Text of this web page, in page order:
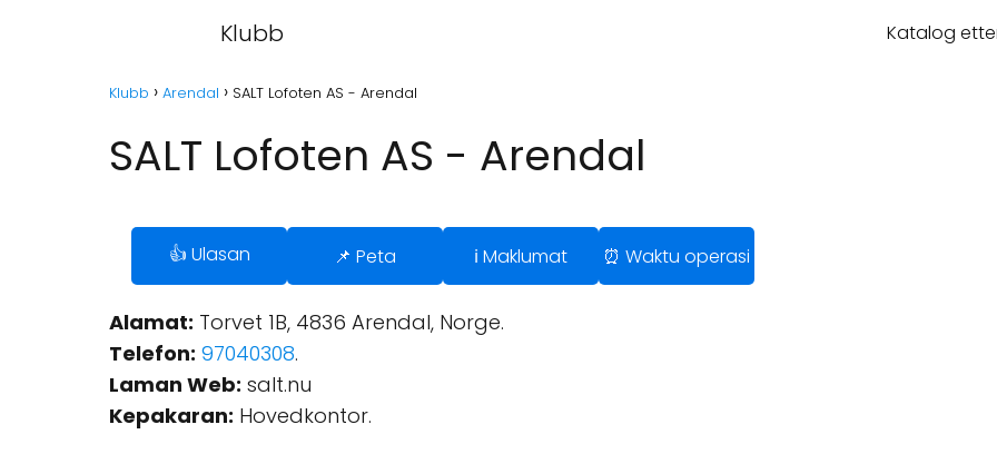
Klubb Katalog
Klubb Arendal SALT Lofoten AS - Arendal
SALT Lofoten AS - Arendal
👍 Ulasan 📌 Peta ℹ️ Maklumat ⏰ Waktu operasi
Alamat: Torvet 1B, 4836 Arendal, Norge.
Telefon: 97040308.
Laman Web: salt.nu
Kepakaran: Hovedkontor.